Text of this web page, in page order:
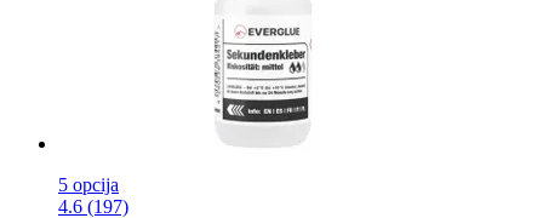
5 opcija
4.6 (197)